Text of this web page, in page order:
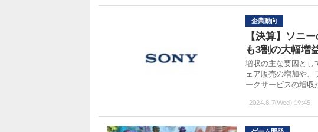
企業動向
2024.8.7(Wed) 19:45
【決算】ソニ
も3割の大幅増
増収の主な要因とし
ェア販売の増加や、
ークサービスの増収